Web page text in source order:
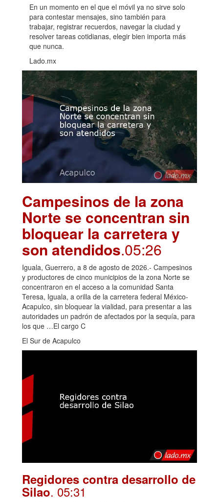
En un momento en el que el móvil ya no sirve solo
para contestar mensajes, sino también para
trabajar, registrar recuerdos, navegar la ciudad y
resolver tareas cotidianas, elegir bien importa más
que nunca.
Lado.mx
Campesinos de la zona
Norte se concentran sin
bloquear la carretera y
son atendidos.05:26
Iguala, Guerrero, a 8 de agosto de 2026.- Campesinos
y productores de cinco municipios de la zona Norte se
concentraron en el acceso a la comunidad Santa
Teresa, Iguala, a orilla de la carretera federal México-
Acapulco, sin bloquear la vialidad, para presentar a las
autoridades un padrón de afectados por la sequía, para
los que …El cargo C
El Sur de Acapulco
Regidores contra desarrollo de
Silao. 05:31